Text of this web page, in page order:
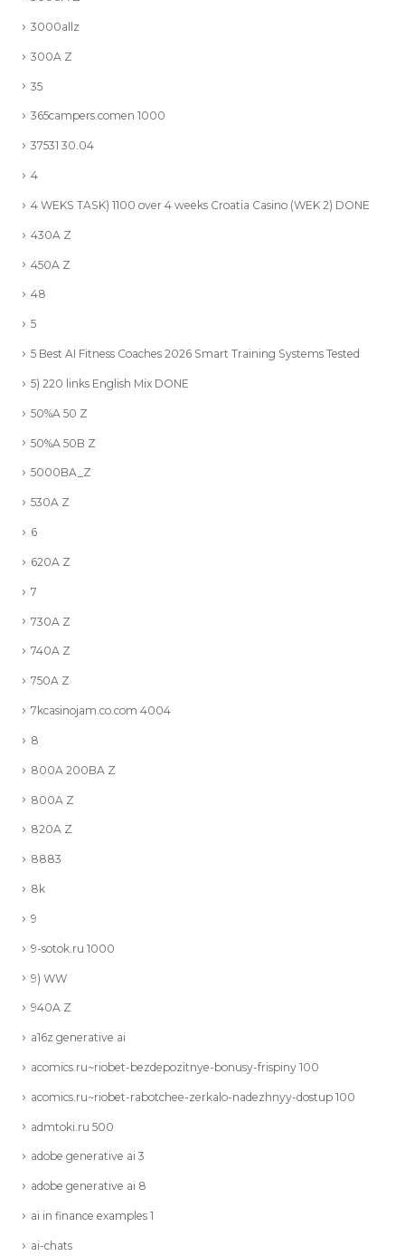
3000allz
300A Z
35
365campers.comen 1000
37531 30.04
4
4 WEKS TASK) 1100 over 4 weeks Croatia Casino (WEK 2) DONE
430A Z
450A Z
48
5
5 Best AI Fitness Coaches 2026 Smart Training Systems Tested
5) 220 links English Mix DONE
50%A 50 Z
50%A 50B Z
5000BA_Z
530A Z
6
620A Z
7
730A Z
740A Z
750A Z
7kcasinojam.co.com 4004
8
800A 200BA Z
800A Z
820A Z
8883
8k
9
9-sotok.ru 1000
9) WW
940A Z
a16z generative ai
acomics.ru~riobet-bezdepozitnye-bonusy-frispiny 100
acomics.ru~riobet-rabotchee-zerkalo-nadezhnyy-dostup 100
admtoki.ru 500
adobe generative ai 3
adobe generative ai 8
ai in finance examples 1
ai-chats